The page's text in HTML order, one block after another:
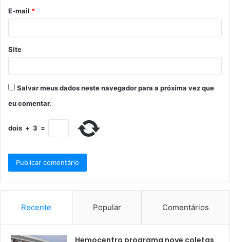
E-mail *
Site
Salvar meus dados neste navegador para a próxima vez que
eu comentar.
dois + 3 =
Recente Popular Comentários